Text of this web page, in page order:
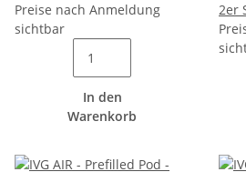
Preise nach Anmeldung
sichtbar
In den
Warenkorb
2er